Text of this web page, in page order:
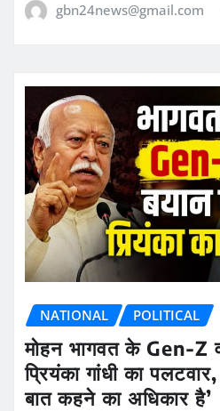
gbn24news@gmail.com
NATIONAL POLITICAL
मोहन भागवत के Gen-Z
प्रियंका गांधी का
बात कहने का अधिकार है’